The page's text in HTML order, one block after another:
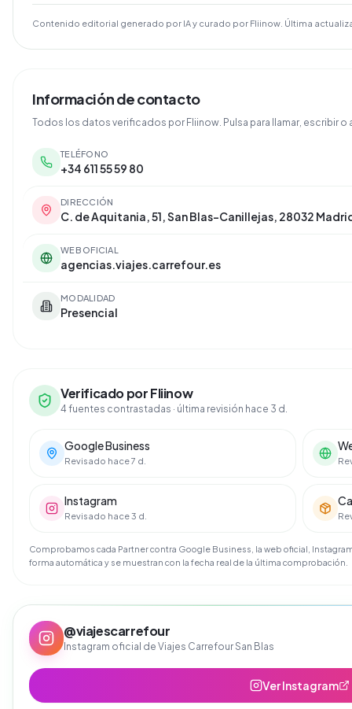
Contenido editorial generado por IA y curado por Fliinow. Última
Información de contacto
Todos los datos verificados por Fliinow. Pulsa para llamar, escribir o
TELÉFONO
+34 611 55 59 80
DIRECCIÓN
C. de Aquitania, 51, San Blas-Canillejas, 28032
WEB OFICIAL
agencias.viajes.carrefour.es
MODALIDAD
Presencial
Verificado por Fliinow
4 fuentes contrastadas · última revisión hace 3 d.
Google Business
Revisado hace 7 d.
Instagram
Revisado hace 3 d.
Comprobamos cada Partner contra Google Business, la web oficial,
forma automática y se muestran con la fecha real de la última comprobación.
@viajescarrefour
Instagram oficial de Viajes Carrefour San Blas
Ver Instagram